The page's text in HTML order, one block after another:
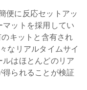
便に反応セットアッ
ットを採用してい
キットと含有され
なリアルタイムサイ
はほとんどのリア
られることが検証